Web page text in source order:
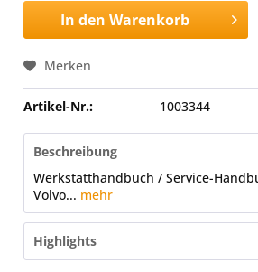
In den Warenkorb
Merken
Artikel-Nr.: 1003344
Beschreibung
Werkstatthandbuch / Service-
Volvo... mehr
Highlights